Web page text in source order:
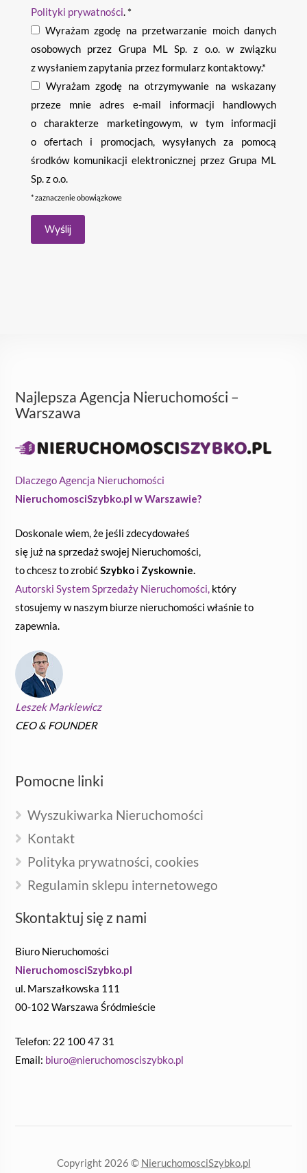
Polityki prywatności. *
Wyrażam zgodę na przetwarzanie moich danych
osobowych przez Grupa ML Sp. z o.o. w związku
z wysłaniem zapytania przez formularz kontaktowy.*
Wyrażam zgodę na otrzymywanie na wskazany
przeze mnie adres e-mail informacji handlowych
o charakterze marketingowym, w tym informacji
o ofertach i promocjach, wysyłanych za pomocą
środków komunikacji elektronicznej przez Grupa ML
Sp. z o.o.
* zaznaczenie obowiązkowe
Najlepsza Agencja Nieruchomości –
Warszawa
Dlaczego Agencja Nieruchomości
NieruchomosciSzybko.pl w Warszawie?
Doskonale wiem, że jeśli zdecydowałeś
się już na sprzedaż swojej Nieruchomości,
to chcesz to zrobićSzybko i Zyskownie.
Autorski System Sprzedaży Nieruchomości, który
stosujemy w naszym biurze nieruchomości właśnie to
zapewnia.
Leszek Markiewicz
CEO & FOUNDER
Pomocne linki
Wyszukiwarka Nieruchomości
Kontakt
Polityka prywatności, cookies
Regulamin sklepu internetowego
Skontaktuj się z nami
Biuro Nieruchomości
NieruchomosciSzybko.pl
ul. Marszałkowska 111
00-102 Warszawa Śródmieście
Telefon: 22 100 47 31
Email: biuro@nieruchomosciszybko.pl
Copyright 2026 © NieruchomosciSzybko.pl